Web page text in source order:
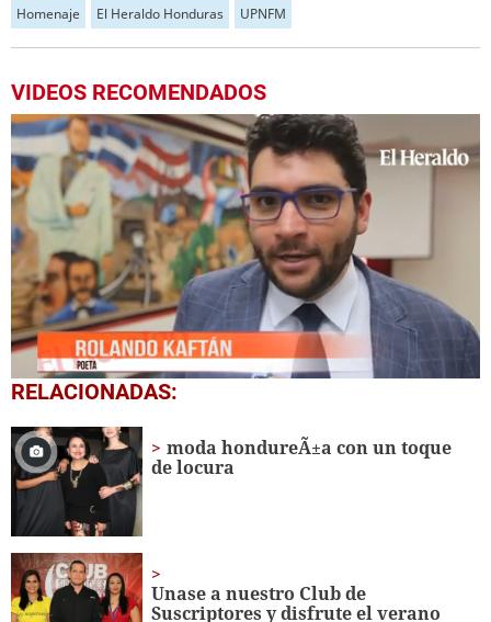
Homenaje El Heraldo Honduras UPNFM
VIDEOS RECOMENDADOS
0
seconds
2
minutes,
44
seconds
RELACIONADAS:
moda hondureÃ±a con un toque
de locura
Unase a nuestro Club de
Suscriptores y disfrute el verano